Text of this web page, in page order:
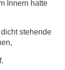
Innern hatte
stehende